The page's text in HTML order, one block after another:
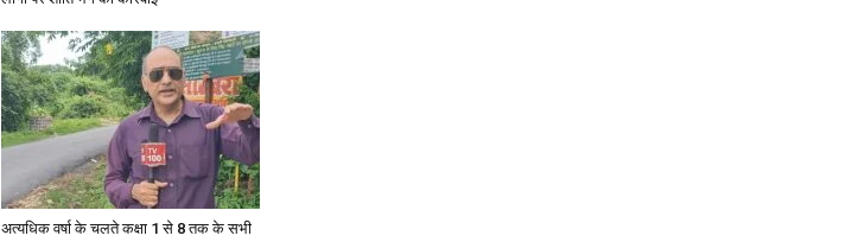
in
अत्यधिक वर्षा के चलते कक्षा 1 से 8 तक के सभी